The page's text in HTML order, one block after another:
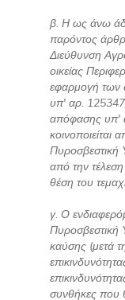
β. Η ως άνω
παρόντος
Διεύθυνση
οικείας
εφαρμογή των
υπ' αρ.
απόφασης υπ'
κοινοποιείται
Πυροσβεστική
από την
θέση του
γ. Ο
Πυροσβεστική
καύσης (μετά
συνθήκες που